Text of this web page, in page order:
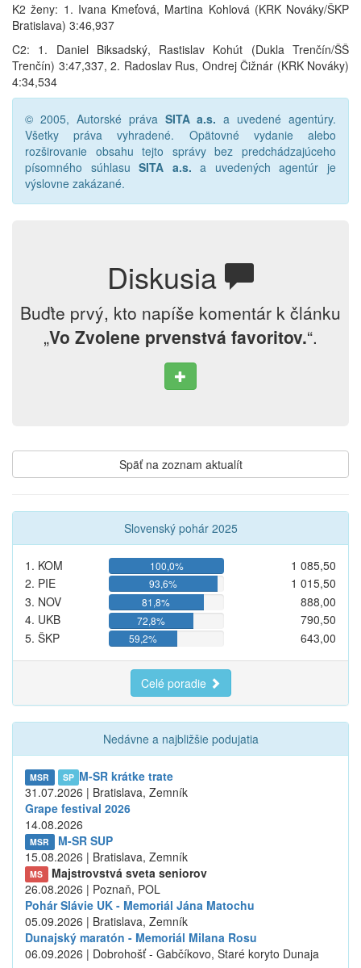
K2 ženy: 1. Ivana Kmeťová, Martina Kohlová (KRK Nováky/ŠKP
Bratislava) 3:46,937
C2: 1. Daniel Biksadský, Rastislav Kohút (Dukla Trenčín/ŠŠ
Trenčín) 3:47,337, 2. Radoslav Rus, Ondrej Čižnár (KRK Nováky)
4:34,534
© 2005, Autorské práva SITA a.s. a uvedené agentúry.
Všetky práva vyhradené. Opätovné vydanie alebo
rozširovanie obsahu tejto správy bez predchádzajúceho
písomného súhlasuSITA a.s. a uvedených agentúr je
výslovne zakázané.
Diskusia
Buďte prvý, kto napíše komentár k článku
„Vo Zvolene prvenstvá favoritov.“.
Späť na zoznam aktualít
Slovenský pohár 2025
1. KOM 100,0%
1 085,50
2. PIE
93,6%
1 015,50
3. NOV
81,8%
888,00
4. UKB
72,8%
790,50
5. ŠKP
59,2% 643,00
Celé poradie
Nedávne a najbližšie podujatia
MSR SP M-SR krátke trate
31.07.2026 | Bratislava, Zemník
Grape festival 2026
14.08.2026
MSR
M-SR SUP
15.08.2026 | Bratislava, Zemník
MS
Majstrovstvá sveta seniorov
26.08.2026 | Poznaň, POL
Pohár Slávie UK - Memoriál Jána Matochu
05.09.2026 | Bratislava, Zemník
Dunajský maratón - Memoriál Milana Rosu
06.09.2026 | Dobrohošť - Gabčíkovo, Staré koryto Dunaja